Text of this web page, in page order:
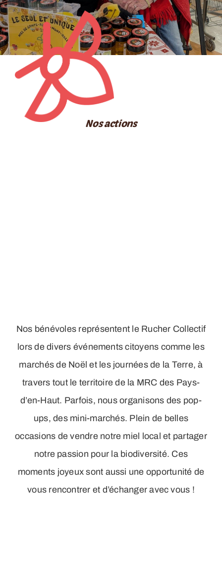
RESSOURCES
CONTACT
FOIRE AUX QUESTIONS (FAQ)
Nos actions
Nos bénévoles représentent le Rucher Collectif
lors de divers événements citoyens comme les
marchés de Noël et les journées de la Terre, à
travers tout le territoire de la MRC des Pays-
d’en-Haut. Parfois, nous organisons des pop-
ups, des mini-marchés. Plein de belles
occasions de vendre notre miel local et partager
notre passion pour la biodiversité. Ces
moments joyeux sont aussi une opportunité de
vous rencontrer et d’échanger avec vous !